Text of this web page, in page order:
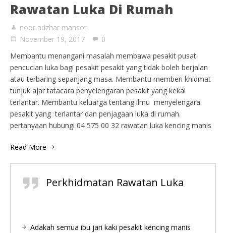
Rawatan Luka Di Rumah
noor adzhar mansor
November 19, 2017
0
Membantu menangani masalah membawa pesakit pusat
pencucian luka bagi pesakit pesakit yang tidak boleh berjalan
atau terbaring sepanjang masa. Membantu memberi khidmat
tunjuk ajar tatacara penyelengaran pesakit yang kekal
terlantar. Membantu keluarga tentang ilmu menyelengara
pesakit yang terlantar dan penjagaan luka di rumah.
pertanyaan hubungi 04 575 00 32 rawatan luka kencing manis
Read More
Perkhidmatan Rawatan Luka
Adakah semua ibu jari kaki pesakit kencing manis